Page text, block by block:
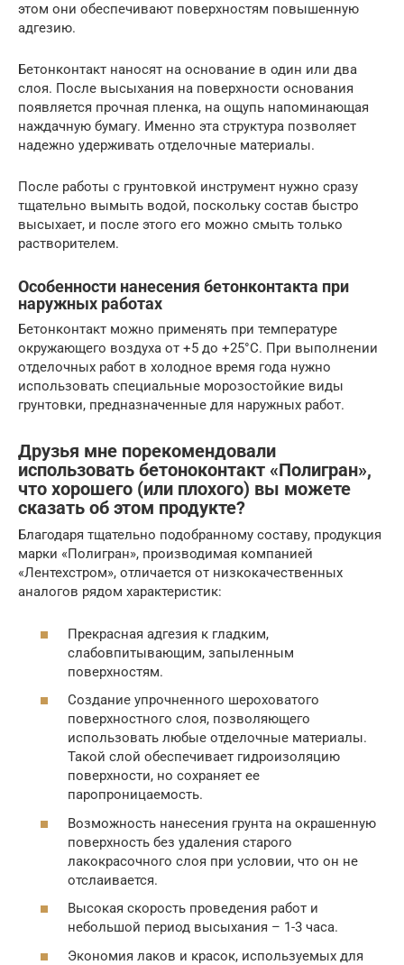
этом они обеспечивают поверхностям повышенную
адгезию.
Бетонконтакт наносят на основание в один или два
слоя. После высыхания на поверхности основания
появляется прочная пленка, на ощупь напоминающая
наждачную бумагу. Именно эта структура позволяет
надежно удерживать отделочные материалы.
После работы с грунтовкой инструмент нужно сразу
тщательно вымыть водой, поскольку состав быстро
высыхает, и после этого его можно смыть только
растворителем.
Особенности нанесения бетонконтакта при
наружных работах
Бетонконтакт можно применять при температуре
окружающего воздуха от +5 до +25°С. При выполнении
отделочных работ в холодное время года нужно
использовать специальные морозостойкие виды
грунтовки, предназначенные для наружных работ.
Друзья мне порекомендовали
использовать бетоноконтакт «Полигран»,
что хорошего (или плохого) вы можете
сказать об этом продукте?
Благодаря тщательно подобранному составу, продукция
марки «Полигран», производимая компанией
«Лентехстром», отличается от низкокачественных
аналогов рядом характеристик:
Прекрасная адгезия к гладким,
слабовпитывающим, запыленным
поверхностям.
Создание упрочненного шероховатого
поверхностного слоя, позволяющего
использовать любые отделочные материалы.
Такой слой обеспечивает гидроизоляцию
поверхности, но сохраняет ее
паропроницаемость.
Возможность нанесения грунта на окрашенную
поверхность без удаления старого
лакокрасочного слоя при условии, что он не
отслаивается.
Высокая скорость проведения работ и
небольшой период высыхания – 1-3 часа.
Экономия лаков и красок, используемых для